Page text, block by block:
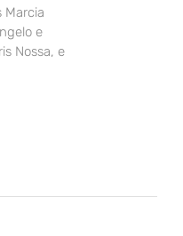
Marcia
e
Nossa, e